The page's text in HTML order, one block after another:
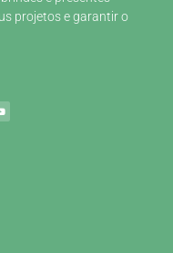
projetos e garantir o